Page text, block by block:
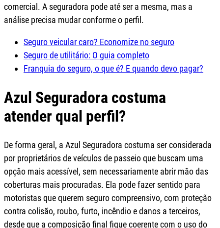
comercial. A seguradora pode até ser a mesma, mas a
análise precisa mudar conforme o perfil.
Seguro veicular caro? Economize no seguro
Seguro de utilitário: O guia completo
Franquia do seguro, o que é? E quando devo pagar?
Azul Seguradora costuma
atender qual perfil?
De forma geral, a Azul Seguradora costuma ser considerada
por proprietários de veículos de passeio que buscam uma
opção mais acessível, sem necessariamente abrir mão das
coberturas mais procuradas. Ela pode fazer sentido para
motoristas que querem seguro compreensivo, com proteção
contra colisão, roubo, furto, incêndio e danos a terceiros,
desde que a composição final fique coerente com o uso do